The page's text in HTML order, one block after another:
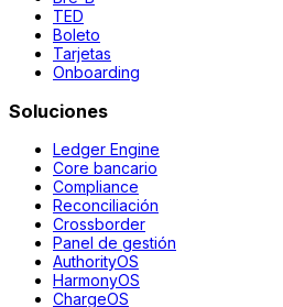
TED
Boleto
Tarjetas
Onboarding
Soluciones
Ledger Engine
Core bancario
Compliance
Reconciliación
Crossborder
Panel de gestión
AuthorityOS
HarmonyOS
ChargeOS